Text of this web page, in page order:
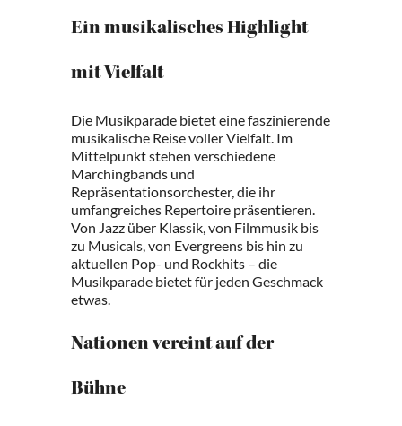
Ein musikalisches Highlight
mit Vielfalt
Die Musikparade bietet eine faszinierende
musikalische Reise voller Vielfalt. Im
Mittelpunkt stehen verschiedene
Marchingbands und
Repräsentationsorchester, die ihr
umfangreiches Repertoire präsentieren.
Von Jazz über Klassik, von Filmmusik bis
zu Musicals, von Evergreens bis hin zu
aktuellen Pop- und Rockhits – die
Musikparade bietet für jeden Geschmack
etwas.
Nationen vereint auf der
Bühne